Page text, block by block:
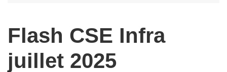
Flash CSE Infra
juillet 2025